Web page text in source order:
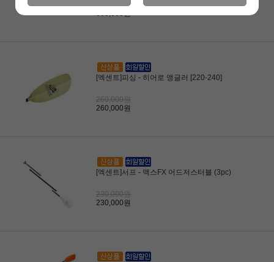
650,000원
650,000원
[엑센트]피싱 - 히어로 앵글러 [220-240]
260,000원
260,000원
[엑센트]서프 - 맥스FX 어드저스터블 (3pc)
230,000원
230,000원